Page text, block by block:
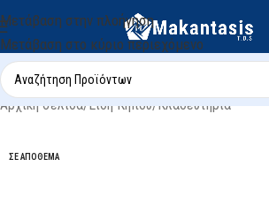
Μετάβαση στην πλοήγηση
Μετάβαση στο κύριο περιεχόμενο
Αρχική σελίδα/Είδη Κήπου/Κλαδευτήρια
ΣΕ ΑΠΌΘΕΜΑ